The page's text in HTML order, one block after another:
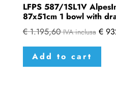
LFPS 587/1SL1V
87x51cm 1 bowl with
€1.195,60 IVA inclusa €
Add to cart